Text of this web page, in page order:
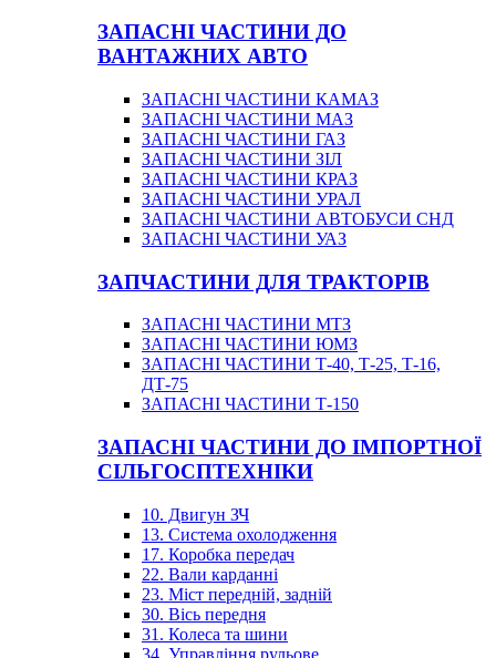
ЗАПАСНІ ЧАСТИНИ ДО
ВАНТАЖНИХ АВТО
ЗАПАСНІ ЧАСТИНИ КАМАЗ
ЗАПАСНІ ЧАСТИНИ МАЗ
ЗАПАСНІ ЧАСТИНИ ГАЗ
ЗАПАСНІ ЧАСТИНИ ЗІЛ
ЗАПАСНІ ЧАСТИНИ КРАЗ
ЗАПАСНІ ЧАСТИНИ УРАЛ
ЗАПАСНІ ЧАСТИНИ АВТОБУСИ СНД
ЗАПАСНІ ЧАСТИНИ УАЗ
ЗАПЧАСТИНИ ДЛЯ ТРАКТОРІВ
ЗАПАСНІ ЧАСТИНИ МТЗ
ЗАПАСНІ ЧАСТИНИ ЮМЗ
ЗАПАСНІ ЧАСТИНИ Т-40, Т-25, Т-16,
ДТ-75
ЗАПАСНІ ЧАСТИНИ Т-150
ЗАПАСНІ ЧАСТИНИ ДО ІМПОРТНОЇ
СІЛЬГОСПТЕХНІКИ
10. Двигун ЗЧ
13. Система охолодження
17. Коробка передач
22. Вали карданні
23. Міст передній, задній
30. Вісь передня
31. Колеса та шини
34. Управління рульове